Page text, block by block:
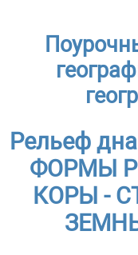
Рельеф
ФОРМЫ
КОРЫ -